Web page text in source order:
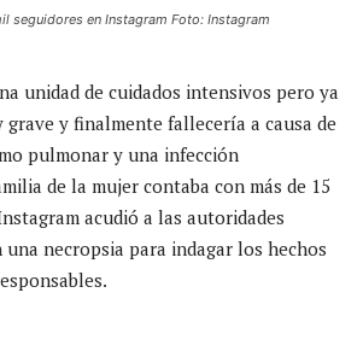
seguidores en Instagram Foto: Instagram
unidad de cuidados intensivos pero ya
grave y finalmente fallecería a causa de
pulmonar y una infección
de la mujer contaba con más de 15
acudió a las autoridades
necropsia para indagar los hechos